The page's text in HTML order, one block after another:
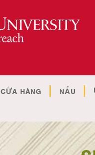
CỬA HÀNG NẤU